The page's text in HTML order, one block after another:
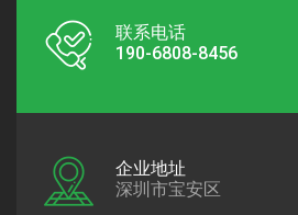
联系电话
190-6808-8456
企业地址
深圳市宝安区